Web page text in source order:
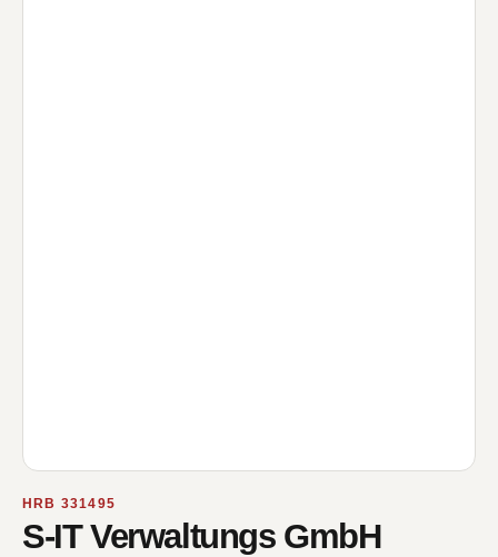
HRB 331495
S-IT Verwaltungs GmbH